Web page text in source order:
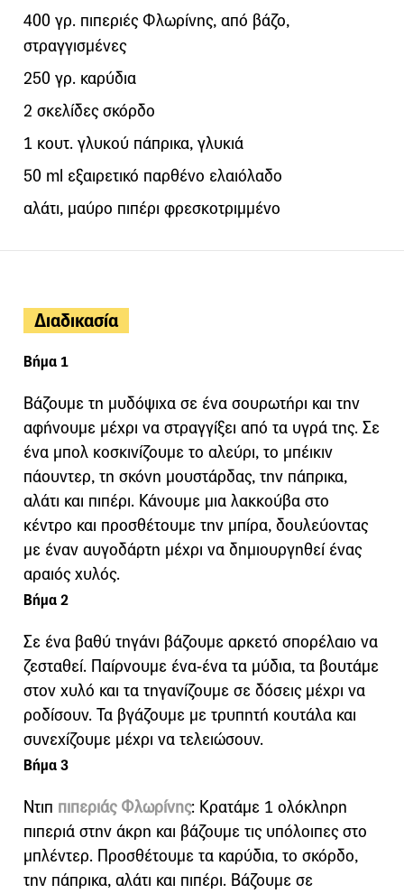
400 γρ. πιπεριές Φλωρίνης, από βάζο,
στραγγισμένες
250 γρ. καρύδια
2 σκελίδες σκόρδο
1 κουτ. γλυκού πάπρικα, γλυκιά
50 ml εξαιρετικό παρθένο ελαιόλαδο
αλάτι, μαύρο πιπέρι φρεσκοτριμμένο
Διαδικασία
Βήμα 1
Βάζουμε τη μυδόψιχα σε ένα σουρωτήρι και την
αφήνουμε μέχρι να στραγγίξει από τα υγρά της. Σε
ένα μπολ κοσκινίζουμε το αλεύρι, το μπέικιν
πάουντερ, τη σκόνη μουστάρδας, την πάπρικα,
αλάτι και πιπέρι. Κάνουμε μια λακκούβα στο
κέντρο και προσθέτουμε την μπίρα, δουλεύοντας
με έναν αυγοδάρτη μέχρι να δημιουργηθεί ένας
αραιός χυλός.
Βήμα 2
Σε ένα βαθύ τηγάνι βάζουμε αρκετό σπορέλαιο να
ζεσταθεί. Παίρνουμε ένα-ένα τα μύδια, τα βουτάμε
στον χυλό και τα τηγανίζουμε σε δόσεις μέχρι να
ροδίσουν. Τα βγάζουμε με τρυπητή κουτάλα και
συνεχίζουμε μέχρι να τελειώσουν.
Βήμα 3
Ντιπ πιπεριάς Φλωρίνης: Κρατάμε 1 ολόκληρη
πιπεριά στην άκρη και βάζουμε τις υπόλοιπες στο
μπλέντερ. Προσθέτουμε τα καρύδια, το σκόρδο,
την πάπρικα, αλάτι και πιπέρι. Βάζουμε σε